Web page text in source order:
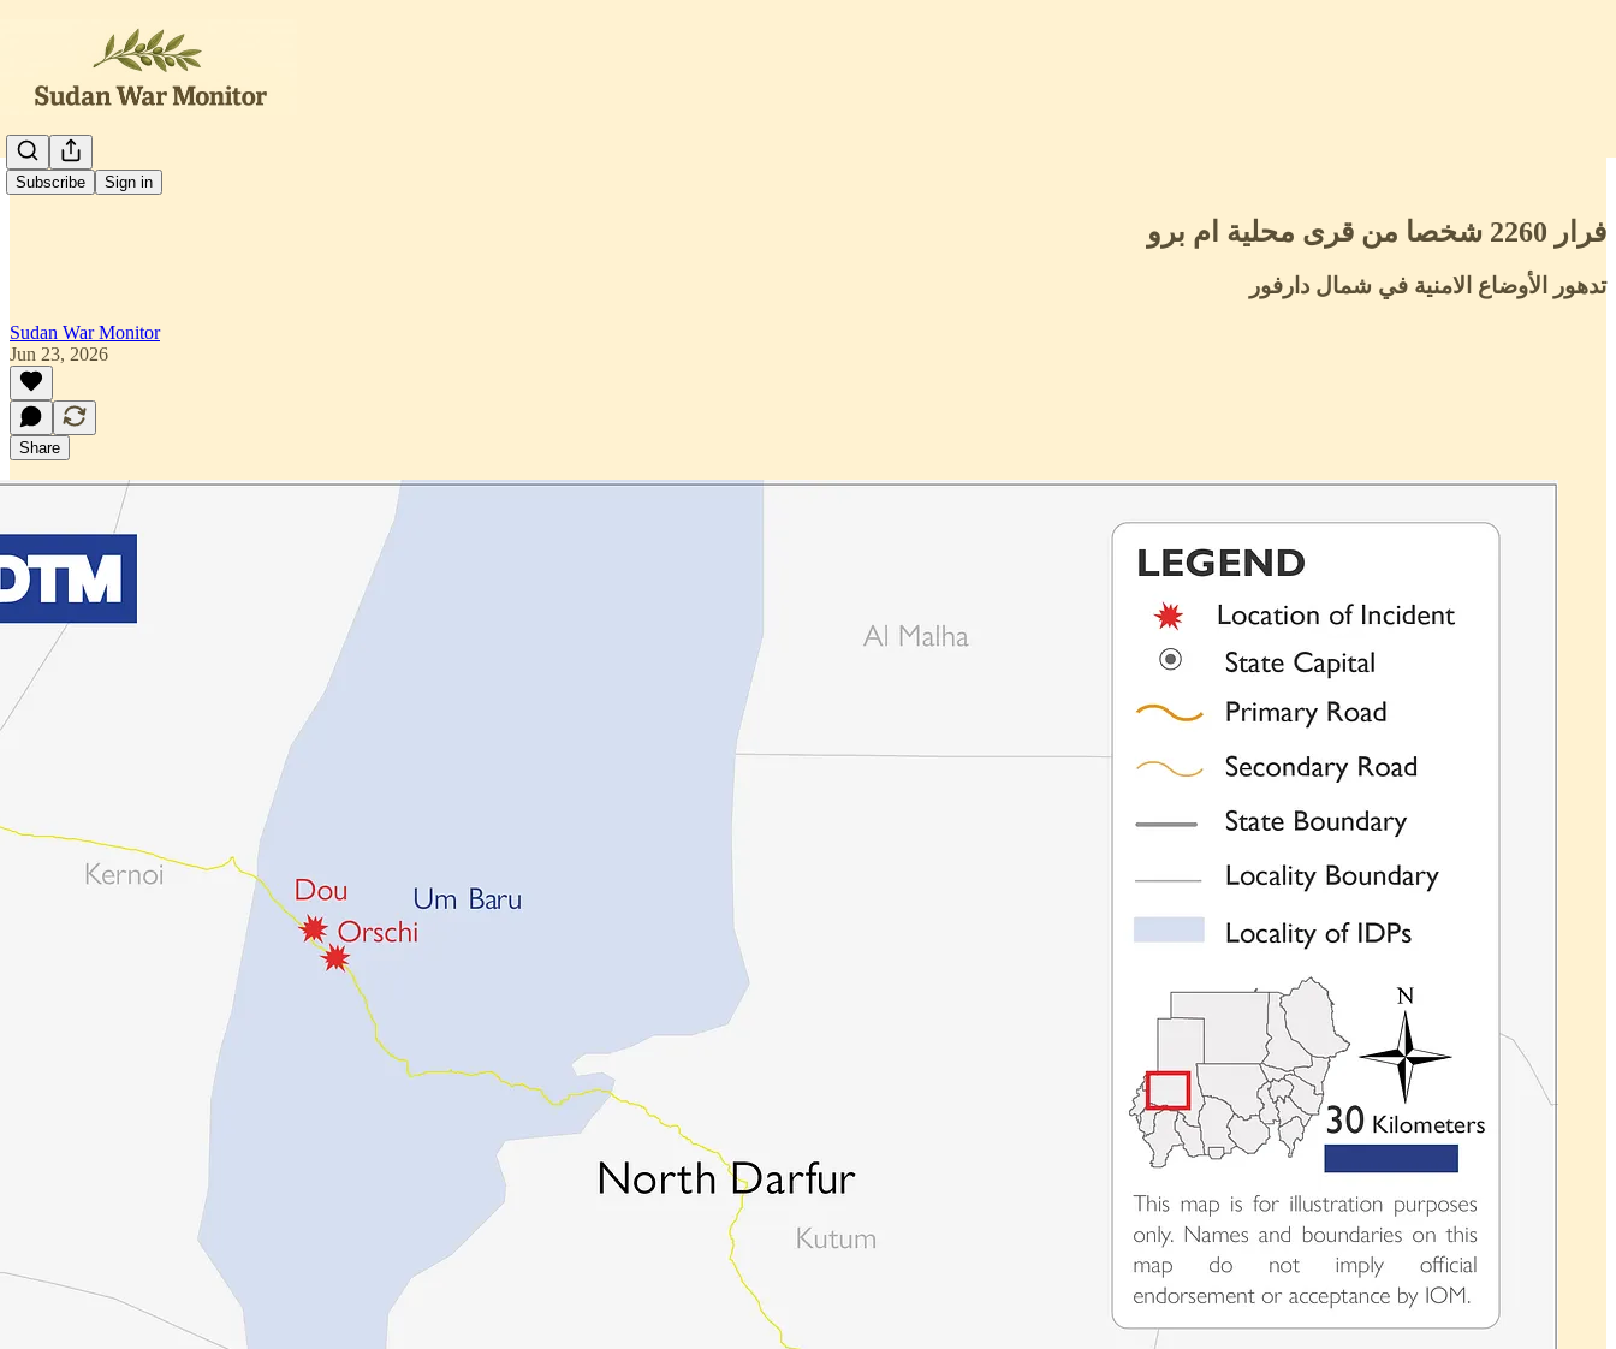
Subscribe Sign in العربية
فرار 2260 شخصا من قرى محلية ام برو
تدهور الأوضاع الامنية في شمال دارفور
Sudan War Monitor
Jun 23, 2026
Share